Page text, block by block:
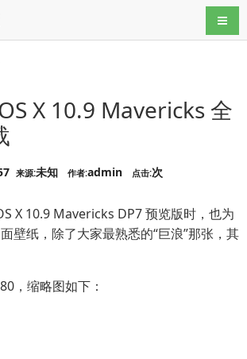
导航
X 10.9 Mavericks 全
来源:未知 作者:admin 点击:次
X 10.9 Mavericks DP7 预览版时，也为
壁纸，除了大家最熟悉的“巨浪”那张，其
，缩略图如下：